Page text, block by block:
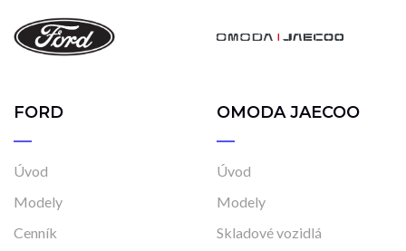
FORD
Úvod
Modely
Cenník
OMODA JAECOO
Úvod
Modely
Skladové vozidlá